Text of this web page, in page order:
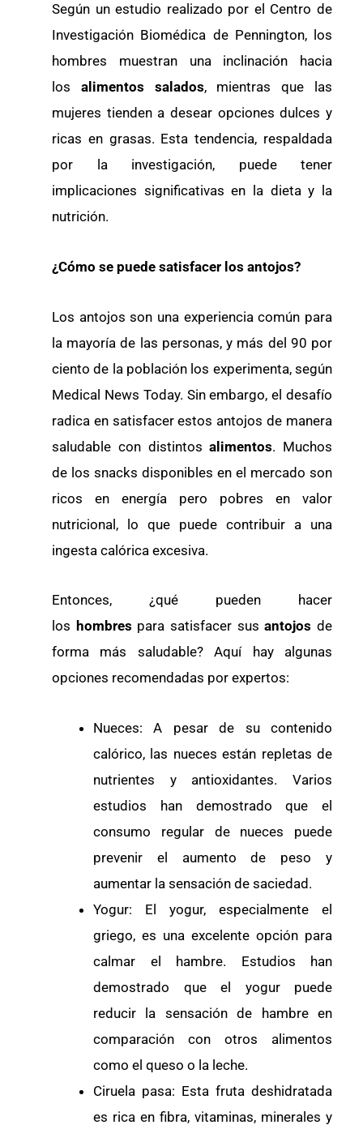
Según un estudio realizado por el Centro de
Investigación Biomédica de Pennington, los
hombres muestran una inclinación hacia
los alimentos salados, mientras que las
mujeres tienden a desear opciones dulces y
ricas en grasas. Esta tendencia, respaldada
por la investigación, puede tener
implicaciones significativas en la dieta y la
nutrición.
¿Cómo se puede satisfacer los antojos?
Los antojos son una experiencia común para
la mayoría de las personas, y más del 90 por
ciento de la población los experimenta, según
Medical News Today. Sin embargo, el desafío
radica en satisfacer estos antojos de manera
saludable con distintosalimentos. Muchos
de los snacks disponibles en el mercado son
ricos en energía pero pobres en valor
nutricional, lo que puede contribuir a una
ingesta calórica excesiva.
Entonces, ¿qué pueden hacer
los hombres para satisfacer susantojosde
forma más saludable? Aquí hay algunas
opciones recomendadas por expertos:
Nueces: A pesar de su contenido
calórico, las nueces están repletas de
nutrientes y antioxidantes. Varios
estudios han demostrado que el
consumo regular de nueces puede
prevenir el aumento de peso y
aumentar la sensación de saciedad.
Yogur: El yogur, especialmente el
griego, es una excelente opción para
calmar el hambre. Estudios han
demostrado que el yogur puede
reducir la sensación de hambre en
comparación con otros alimentos
como el queso o la leche.
Ciruela pasa: Esta fruta deshidratada
es rica en fibra, vitaminas, minerales y